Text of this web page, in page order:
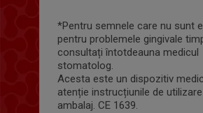
*Pentru semnele care nu sunt
pentru problemele gingivale
consultați întotdeauna medicul
stomatolog.
Acesta este un dispozitiv
atenție instrucțiunile de
ambalaj. CE 1639.